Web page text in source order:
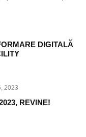
DIGITALĂ
2023
REVINE!